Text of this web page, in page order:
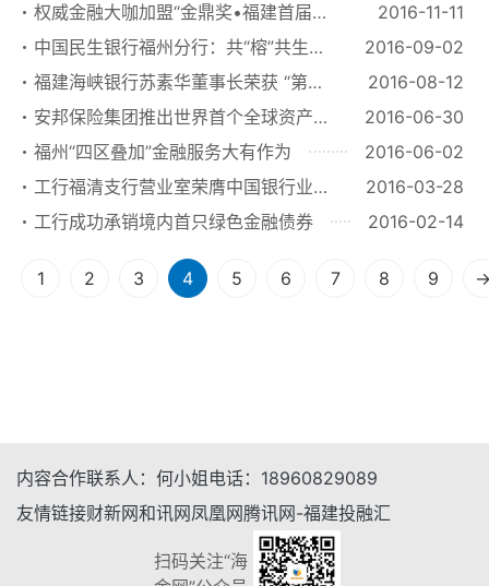
权威金融大咖加盟“金鼎奖•福建首届金
融创新奖”评选活动
2016-11-11
中国民生银行福州分行：共“榕”共生
倾力服务地方经济发展十五载
2016-09-02
福建海峡银行苏素华董事长荣获 “第十
六届福建省优秀企业家”荣誉称号
2016-08-12
安邦保险集团推出世界首个全球资产
互联平台“安邦金融”
2016-06-30
福州“四区叠加”金融服务大有作为
2016-06-02
工行福清支行营业室荣膺中国银行业文
明规范服务“百佳示范单位”
2016-03-28
工行成功承销境内首只绿色金融债券
2016-02-14
1 2 3 4 5 6 7 8 9
内容合作联系人： 何小姐 电话： 18960829089
友情链接财新网和讯网凤凰网腾讯网-福建投融汇
扫码关注“海